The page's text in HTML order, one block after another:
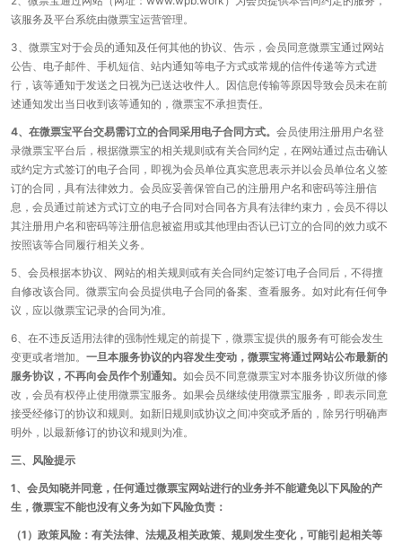
该服务及平台系统由微票宝运营管理。
3、微票宝对于会员的通知及任何其他的协议、告示，会员同意微票宝通过网站
公告、电子邮件、手机短信、站内通知等电子方式或常规的信件传递等方式进
行，该等通知于发送之日视为已送达收件人。因信息传输等原因导致会员未在前
述通知发出当日收到该等通知的，微票宝不承担责任。
4、在微票宝平台交易需订立的合同采用电子合同方式。 会员使用注册用户名登
录微票宝平台后，根据微票宝的相关规则或有关合同约定，在网站通过点击确认
或约定方式签订的电子合同，即视为会员单位真实意思表示并以会员单位名义签
订的合同，具有法律效力。会员应妥善保管自己的注册用户名和密码等注册信
息，会员通过前述方式订立的电子合同对合同各方具有法律约束力，会员不得以
其注册用户名和密码等注册信息被盗用或其他理由否认已订立的合同的效力或不
按照该等合同履行相关义务。
5、会员根据本协议、网站的相关规则或有关合同约定签订电子合同后，不得擅
自修改该合同。微票宝向会员提供电子合同的备案、查看服务。如对此有任何争
议，应以微票宝记录的合同为准。
6、在不违反适用法律的强制性规定的前提下，微票宝提供的服务有可能会发生
变更或者增加。 一旦本服务协议的内容发生变动，微票宝将通过网站公布最新的
服务协议，不再向会员作个别通知。 如会员不同意微票宝对本服务协议所做的修
改，会员有权停止使用微票宝服务。如果会员继续使用微票宝服务，即表示同意
接受经修订的协议和规则。如新旧规则或协议之间冲突或矛盾的，除另行明确声
明外，以最新修订的协议和规则为准。
三、风险提示
1、会员知晓并同意，任何通过微票宝网站进行的业务并不能避免以下风险的产
生，微票宝不能也没有义务为如下风险负责：
（1）政策风险：有关法律、法规及相关政策、规则发生变化，可能引起相关等